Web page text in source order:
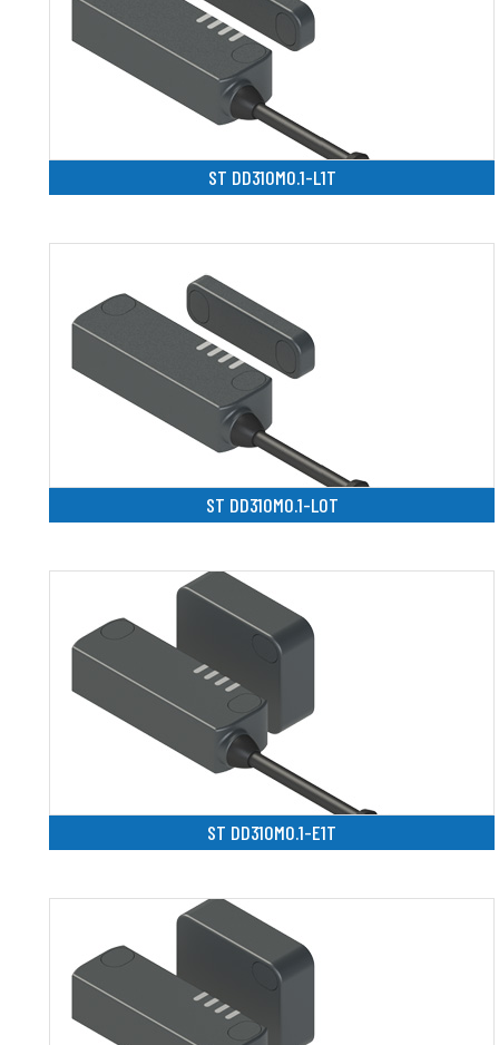
ST DD310M0.1-L1T
ST DD310M0.1-L0T
ST DD310M0.1-E1T